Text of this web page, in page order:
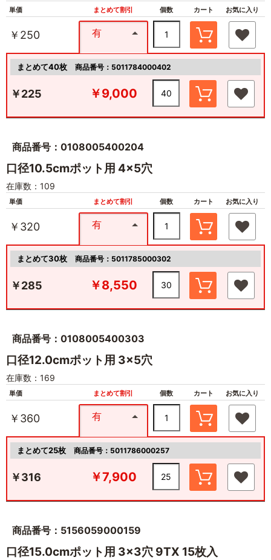
単価 まとめて割引 個数 カート お気に入り
￥250 有
まとめて40枚 商品番号：5011784000402
￥225 ￥9,000
商品番号：0108005400204
口径10.5cmポット用 4×5穴
在庫数：109
単価 まとめて割引 個数 カート お気に入り
￥320 有
まとめて30枚 商品番号：5011785000302
￥285 ￥8,550
商品番号：0108005400303
口径12.0cmポット用 3×5穴
在庫数：169
単価 まとめて割引 個数 カート お気に入り
￥360 有
まとめて25枚 商品番号：5011786000257
￥316 ￥7,900
商品番号：5156059000159
口径15.0cmポット用 3×3穴 9TX 15枚入